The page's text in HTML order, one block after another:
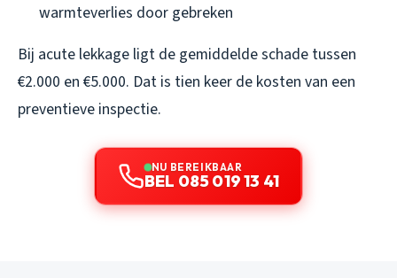
warmteverlies door gebreken
Bij acute lekkage ligt de gemiddelde schade tussen
€2.000 en €5.000. Dat is tien keer de kosten van een
preventieve inspectie.
NU BEREIKBAAR
BEL 085 019 13 41